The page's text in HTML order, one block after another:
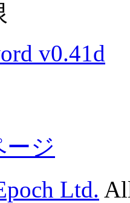
v0.41d
ージ
Ltd.